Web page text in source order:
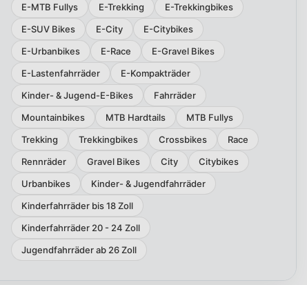
E-MTB Fullys
E-Trekking
E-Trekkingbikes
E-SUV Bikes
E-City
E-Citybikes
E-Urbanbikes
E-Race
E-Gravel Bikes
E-Lastenfahrräder
E-Kompakträder
Kinder- & Jugend-E-Bikes
Fahrräder
Mountainbikes
MTB Hardtails
MTB Fullys
Trekking
Trekkingbikes Crossbikes
Race
Rennräder
Gravel Bikes City
Citybikes
Urbanbikes
Kinder- & Jugendfahrräder
Kinderfahrräder bis 18 Zoll
Kinderfahrräder 20 - 24 Zoll
Jugendfahrräder ab 26 Zoll